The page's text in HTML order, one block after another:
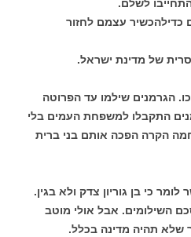
לשלם.
כדילהכשיר עצמם לחזור
של מדינת ישראל.
הגרמנים שילמו עד הפרוטה
התקבלו למשפחת העמים בלי
הקרה הפכה אותם בני ברית
כי בן גוריון צדק ולא בגין.
השילומים. אבל אולי מוטב
תהיה מדינה בכלל.